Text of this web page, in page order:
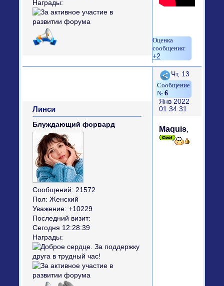
Награды:
+2
Поделиться
6
Чт, 13
Янв 2022
01:34:31
Линси
Блуждающий форвард
Сообщений: 21572
Пол: Женский
Уважение: +10229
Последний визит:
Сегодня 12:28:39
Награды:
Maquis,